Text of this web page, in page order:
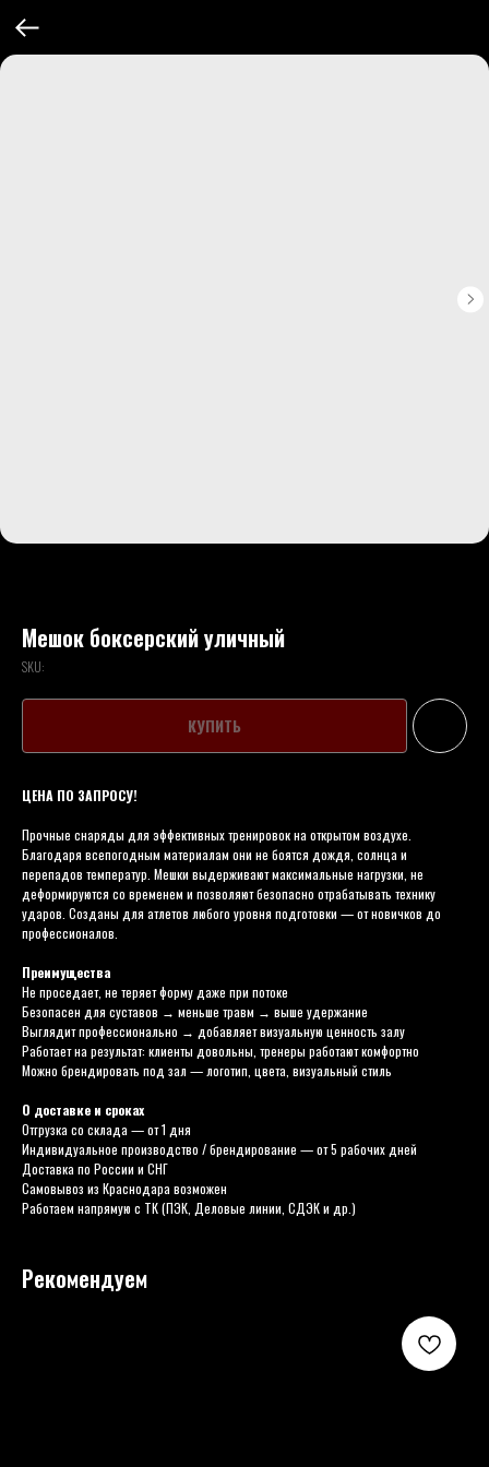
Мешок боксерский уличный
SKU:
КУПИТЬ
ЦЕНА ПО ЗАПРОСУ!
Прочные снаряды для эффективных тренировок на открытом воздухе.
Благодаря всепогодным материалам они не боятся дождя, солнца и
перепадов температур. Мешки выдерживают максимальные нагрузки, не
деформируются со временем и позволяют безопасно отрабатывать технику
ударов. Созданы для атлетов любого уровня подготовки — от новичков до
профессионалов.
Преимущества
Не проседает, не теряет форму даже при потоке
Безопасен для суставов → меньше травм → выше удержание
Выглядит профессионально → добавляет визуальную ценность залу
Работает на результат: клиенты довольны, тренеры работают комфортно
Можно брендировать под зал — логотип, цвета, визуальный стиль
О доставке и сроках
Отгрузка со склада — от 1 дня
Индивидуальное производство / брендирование — от 5 рабочих дней
Доставка по России и СНГ
Самовывоз из Краснодара возможен
Работаем напрямую с ТК (ПЭК, Деловые линии, СДЭК и др.)
Рекомендуем